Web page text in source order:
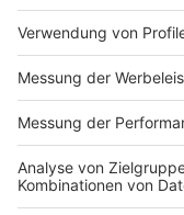
Strände in
Anzeige
In Haltern am See
Möglichkeiten